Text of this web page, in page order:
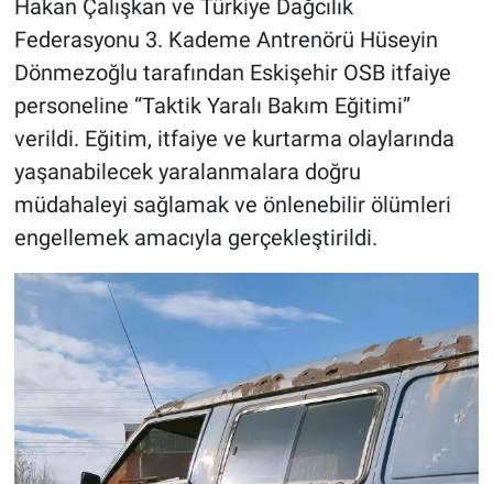
Hakan Çalışkan ve Türkiye Dağcılık
Federasyonu 3. Kademe Antrenörü Hüseyin
Dönmezoğlu tarafından Eskişehir OSB itfaiye
personeline “Taktik Yaralı Bakım Eğitimi”
verildi. Eğitim, itfaiye ve kurtarma olaylarında
yaşanabilecek yaralanmalara doğru
müdahaleyi sağlamak ve önlenebilir ölümleri
engellemek amacıyla gerçekleştirildi.